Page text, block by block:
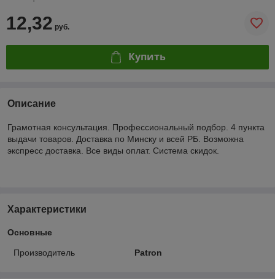
12,32 руб.
Купить
Описание
Грамотная консультация. Профессиональный подбор. 4 пункта
выдачи товаров. Доставка по Минску и всей РБ. Возможна
экспресс доставка. Все виды оплат. Система скидок.
Характеристики
Основные
Производитель Patron